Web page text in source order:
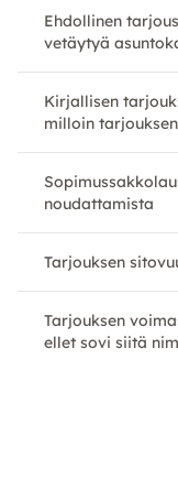
Ehdollinen
vetäytyä
Kirjallisen
milloin
noudattamista
Tarjouksen
Tarjouksen
ellet sovi siitä